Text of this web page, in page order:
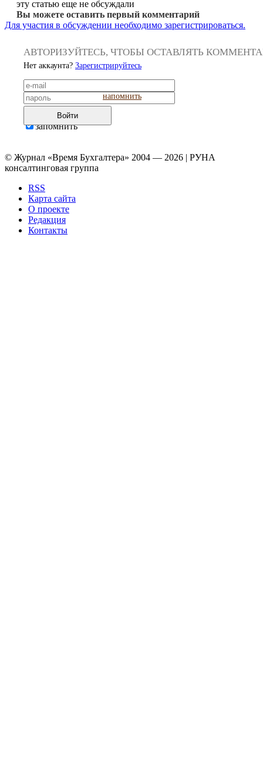
эту статью еще не обсуждали
Вы можете оставить первый комментарий
Для участия в обсуждении необходимо зарегистрироваться.
АВТОРИЗУЙТЕСЬ, ЧТОБЫ ОСТАВЛЯТЬ
Нет аккаунта? Зарегистрируйтесь
напомнить
Войти
запомнить
© Журнал «Время Бухгалтера» 2004 — 2026 | РУНА
консалтинговая группа
RSS
Карта сайта
О проекте
Редакция
Контакты